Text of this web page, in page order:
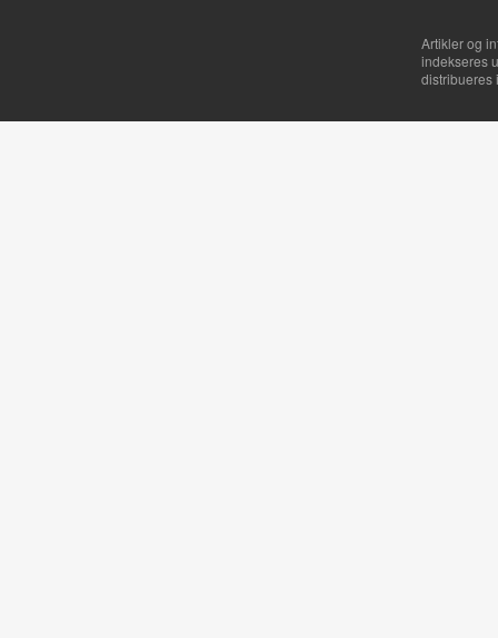
Artikler og
indekseres
distribueres